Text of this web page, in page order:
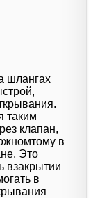
шлангах
таким
клапан,
в
Это
взакрытии
в